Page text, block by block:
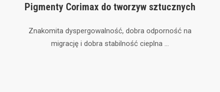
Pigmenty Corimax do tworzyw sztucznych
Znakomita dyspergowalność, dobra odporność na
migrację i dobra stabilność cieplna ...